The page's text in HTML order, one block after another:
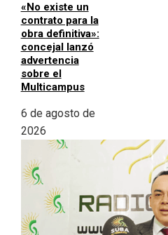
«No existe un
contrato para la
obra definitiva»:
concejal lanzó
advertencia
sobre el
Multicampus
6 de agosto de
2026